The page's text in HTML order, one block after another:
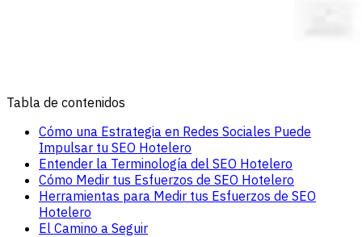
Tabla de contenidos
Cómo una Estrategia en Redes Sociales Puede
Impulsar tu SEO Hotelero
Entender la Terminología del SEO Hotelero
Cómo Medir tus Esfuerzos de SEO Hotelero
Herramientas para Medir tus Esfuerzos de SEO
Hotelero
El Camino a Seguir